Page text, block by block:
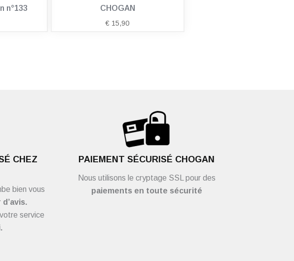
n°133
CHOGAN
€ 15,90
CHEZ
bien vous
service
PAIEMENT SÉCURISÉ CHOGAN
Nous utilisons le cryptage SSL pour des
paiements en toute sécurité